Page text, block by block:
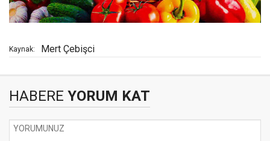
Kaynak: Mert Çebişci
HABERE YORUM KAT